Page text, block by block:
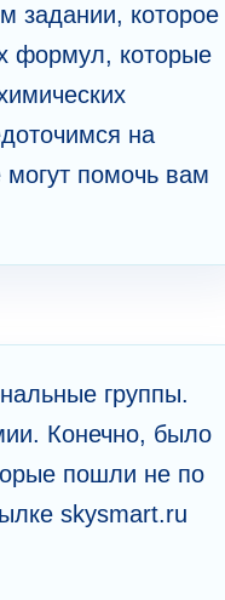
задании, которое
формул, которые
на
помочь вам
группы.
Конечно, было
пошли не по
skysmart.ru